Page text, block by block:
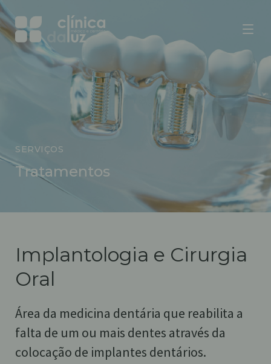
SERVIÇOS
Tratamentos
Implantologia e Cirurgia
Oral
Área da medicina dentária que reabilita a
falta de um ou mais dentes através da
colocação de implantes dentários.